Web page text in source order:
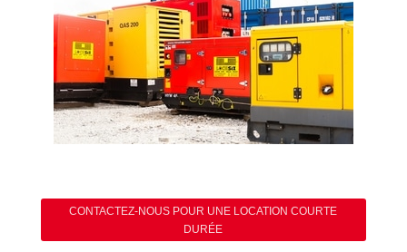
CONTACTEZ-NOUS POUR UNE LOCATION COURTE
DURÉE